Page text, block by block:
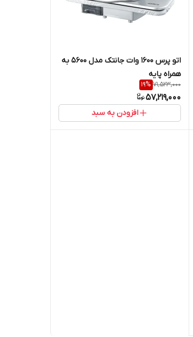
اتو پرس 1600 وات جانتک مدل 5600 به
همراه پایه
71,523,000
19%
57,219,000
افزودن به سبد